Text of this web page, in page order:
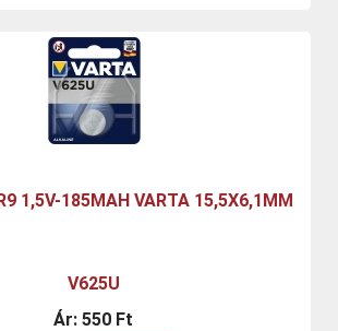
1,5V-185MAH VARTA 15,5X6,1MM
V625U
Ár:550 Ft